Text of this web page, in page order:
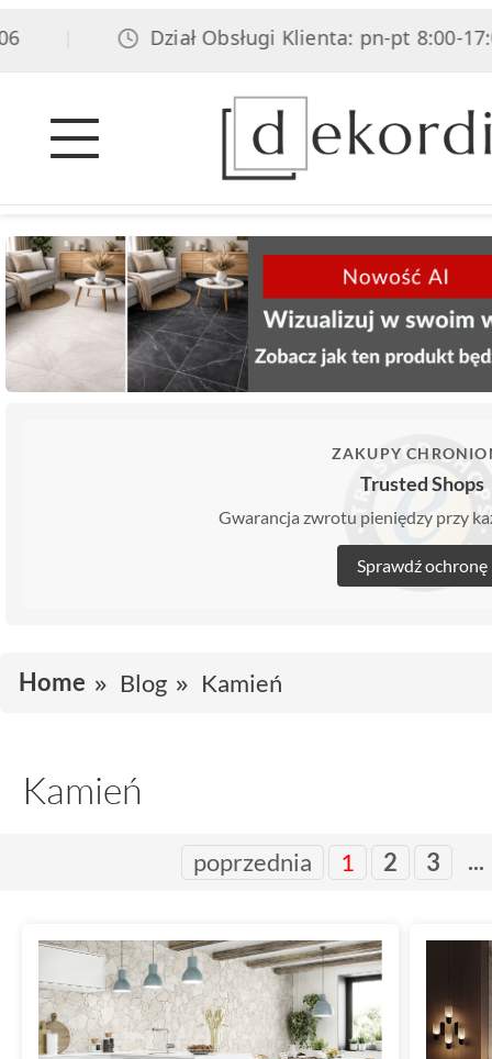
| Dział Obsługi Klienta: pn-pt 8:00-17:00,
ZAKUPY
Trusted Shops
Gwarancja zwrotu pieniędzy przy
Sprawdź ochronę
Home Blog Kamień
Kamień
poprzednia 1 2 3 ...